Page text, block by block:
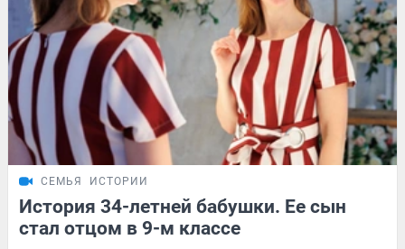
СЕМЬЯ ИСТОРИИ
История 34-летней бабушки. Ее сын
стал отцом в 9-м классе